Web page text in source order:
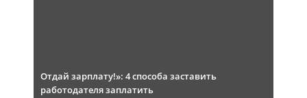
Отдай зарплату!»: 4 способа заставить
работодателя заплатить